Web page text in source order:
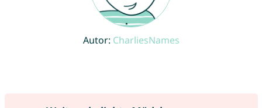
Autor: CharliesNames